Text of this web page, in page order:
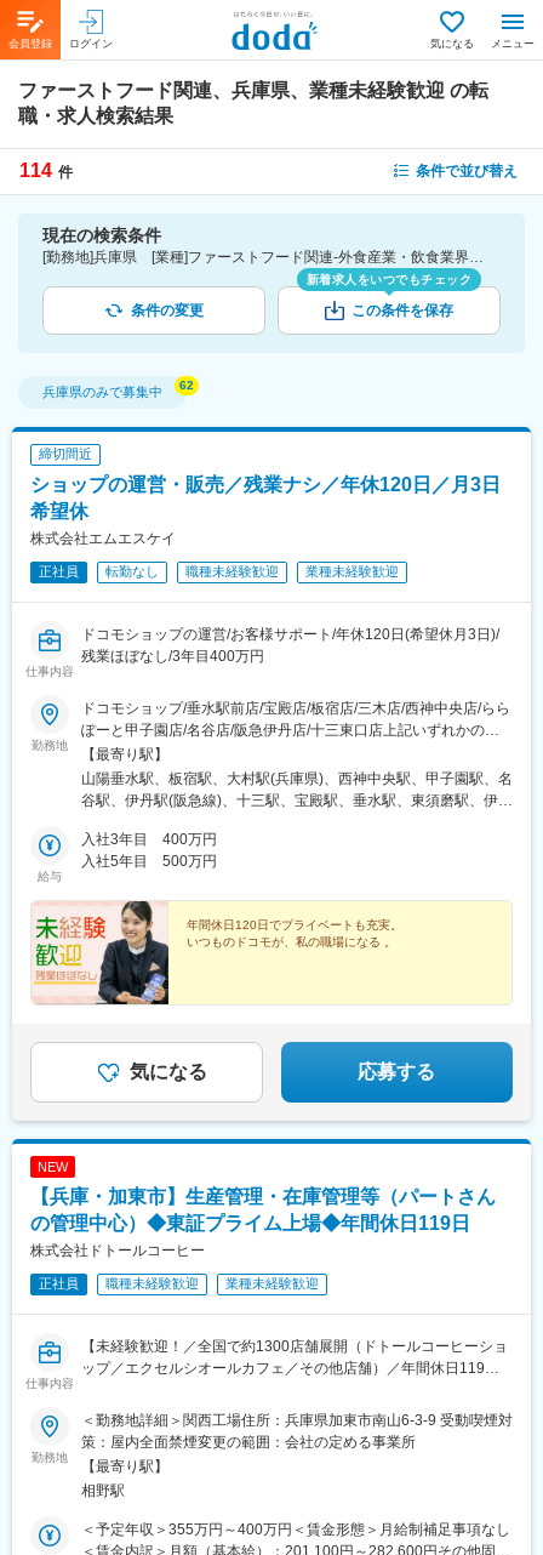
会員登録 ログイン 気になる メニュー
ファーストフード関連、兵庫県、業種未経験歓迎 の転
職・求人検索結果
114 件 条件で並び替え
現在の検索条件
[勤務地]兵庫県 [業種]ファーストフード関連-外食産業・飲食業界 [こだわり条件ピックアップ]業種未経験歓迎 [詳細条件](募集・採用情報)業種未経験歓迎
条件の変更
新着求人をいつでもチェック
この条件を保存
兵庫県のみで募集中
締切間近
ショップの運営・販売／残業ナシ／年休120日／月3日
希望休
株式会社エムエスケイ
正社員 転勤なし 職種未経験歓迎 業種未経験歓迎
仕事内容
ドコモショップの運営/お客様サポート/年休120日(希望休月3日)/
残業ほぼなし/3年目400万円
勤務地
ドコモショップ/垂水駅前店/宝殿店/板宿店/三木店/西神中央店/らら
ぽーと甲子園店/名谷店/阪急伊丹店/十三東口店上記いずれかの店
舗での勤務をお願いいたします。※勤務地は希望を考慮して決定い
たします。【本社アクセス】★住所→兵庫県神戸市中央区 東川崎
町1-7-4 ダイヤニッセイビル21F◆神戸市営海岸線 ハーバーランド
神戸駅 徒歩8分
【最寄り駅】
山陽垂水駅、板宿駅、大村駅(兵庫県)、西神中央駅、甲子園駅、名
谷駅、伊丹駅(阪急線)、十三駅、宝殿駅、垂水駅、東須磨駅、伊丹
給与
入社3年目 400万円
入社5年目 500万円
年間休日120日でプライベートも充実。
いつものドコモが、私の職場になる 。
気になる 応募する
NEW
【兵庫・加東市】生産管理・在庫管理等（パートさん
の管理中心）◆東証プライム上場◆年間休日119日
株式会社ドトールコーヒー
正社員 職種未経験歓迎 業種未経験歓迎
仕事内容
【未経験歓迎！／全国で約1300店舗展開（ドトールコーヒーショ
ップ／エクセルシオールカフェ／その他店舗）／年間休日119
当社のメイン工場である関西工場にて、パートさん等の人員管理
やマネジメント中心に生産リーダーとしての業務をお任せしま
す。
ライン現場での業務もありますが、デスクワーク中心のお仕事で
す。
勤務地
＜勤務地詳細＞関西工場住所：兵庫県加東市南山6-3-9 受動喫煙対
策：屋内全面禁煙変更の範囲：会社の定める事業所
【最寄り駅】
相野駅
＜予定年収＞355万円～400万円＜賃金形態＞月給制補足事項なし
＜賃金内訳＞月額（基本給）：201,100円～282,600円その他固定